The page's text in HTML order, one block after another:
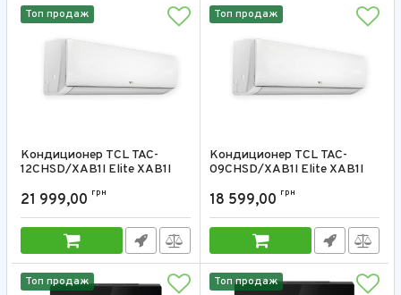
Топ продаж
Кондиционер TCL TAC-
12CHSD/XAB1I Elite XAB1I
Артикул: TAC-12CHSD/XAB1I
21 999,00 грн
Топ продаж
Кондиционер TCL TAC-
09CHSD/XAB1I Elite XAB1I
Артикул: TAC-09CHSD/XAB1I
18 599,00 грн
Топ продаж Топ продаж